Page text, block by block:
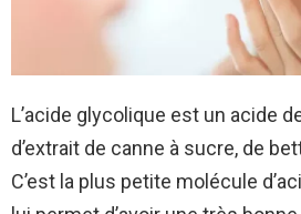
L’acide glycolique est un acide
d’extrait de canne à sucre, de
C’est la plus petite molécule